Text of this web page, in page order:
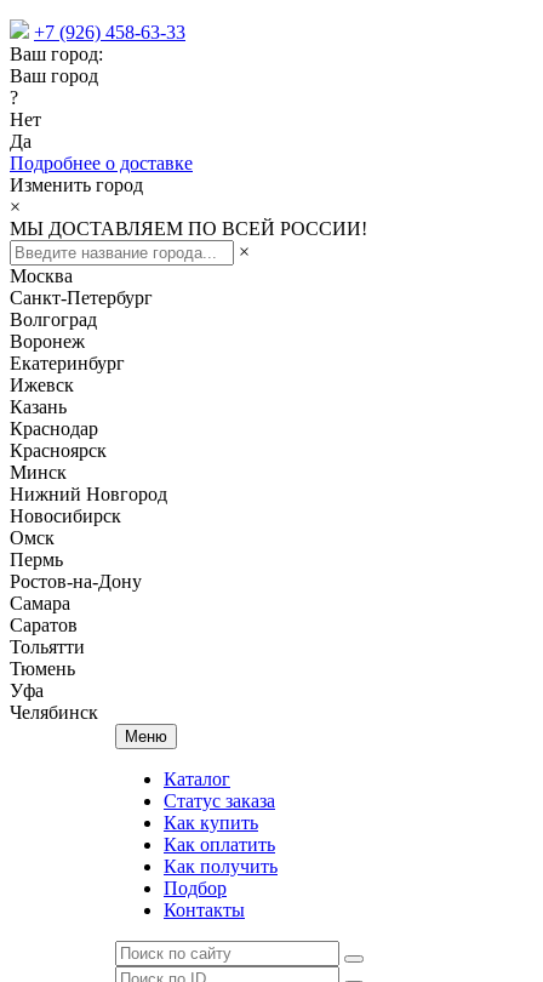
+7 (926) 458-63-33
Ваш город:
Ваш город
?
Нет
Да
Подробнее о доставке
Изменить город
×
МЫ ДОСТАВЛЯЕМ ПО ВСЕЙ РОССИИ!
×
Москва
Санкт-Петербург
Волгоград
Воронеж
Екатеринбург
Ижевск
Казань
Краснодар
Красноярск
Минск
Нижний Новгород
Новосибирск
Омск
Пермь
Ростов-на-Дону
Самара
Саратов
Тольятти
Тюмень
Уфа
Челябинск
Меню
Каталог
Статус заказа
Как купить
Как оплатить
Как получить
Подбор
Контакты